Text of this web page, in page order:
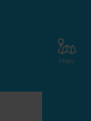
Mapy